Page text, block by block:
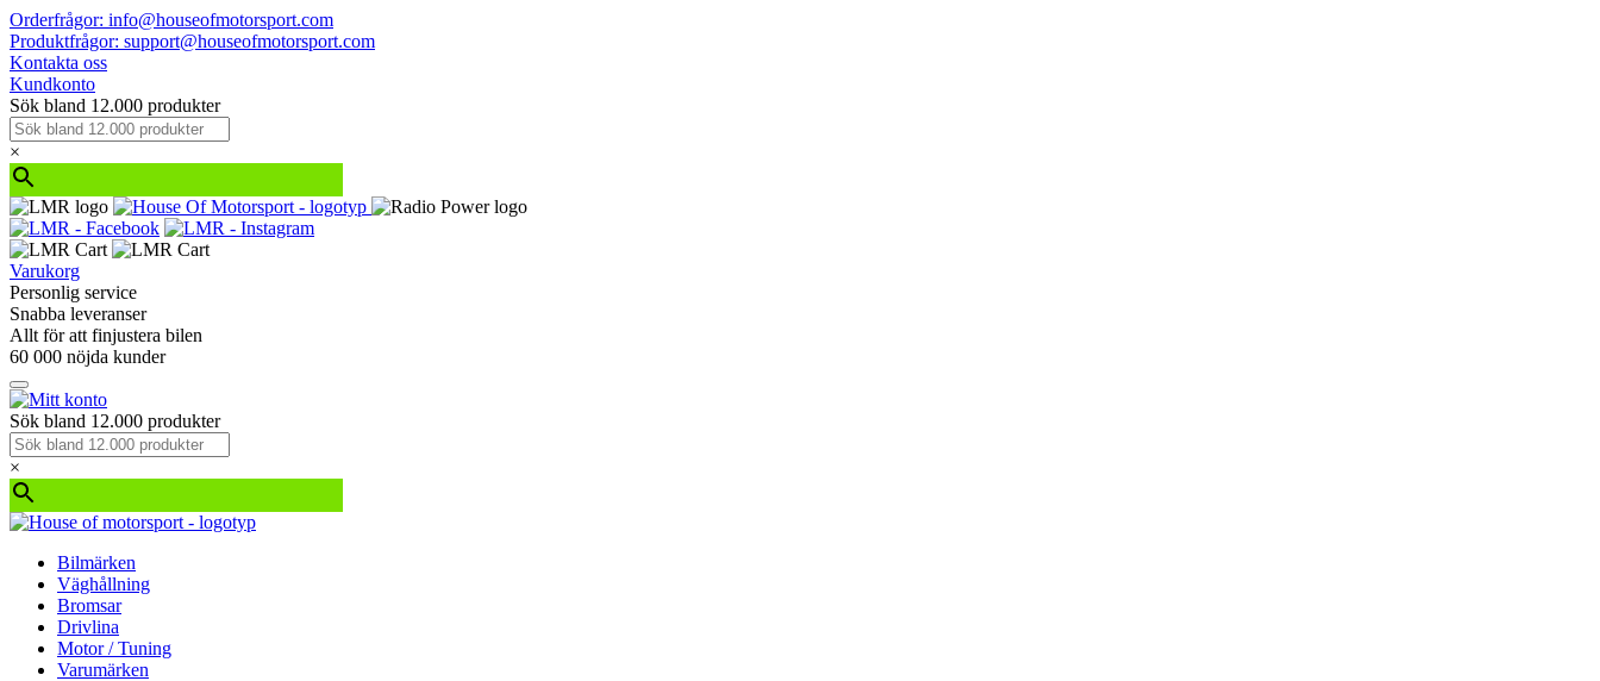
Orderfrågor: info@houseofmotorsport.com
Produktfrågor: support@houseofmotorsport.com
Kontakta oss
Kundkonto
Sök bland 12.000 produkter
×
Varukorg
Personlig service
Snabba leveranser
Allt för att finjustera bilen
60 000 nöjda kunder
Sök bland 12.000 produkter
×
Bilmärken
Väghållning
Bromsar
Drivlina
Motor / Tuning
Varumärken